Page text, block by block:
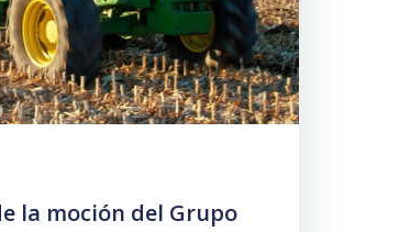
la moción del Grupo